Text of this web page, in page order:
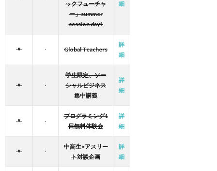
ックフューチャ
ー」summer
session day1
細
〃 Global Teachers
詳
細
〃
学生限定、ソー
シャルビジネス
集中講義
詳
細
〃
プログラミング1
日無料体験会
詳
細
〃
中高生×アスリー
ト対談企画
詳
細